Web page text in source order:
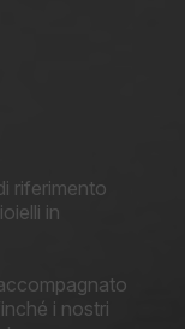
riferimento
in
i nostri